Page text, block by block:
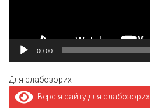
00:00
Для слабозорих
Версія сайту для слабозорих